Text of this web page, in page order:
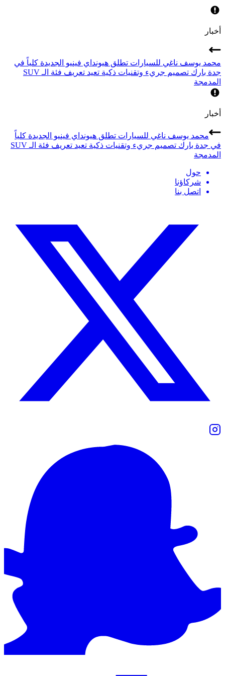
أخبار
محمد يوسف ناغي للسيارات تطلق هيونداي فينيو الجديدة كلياً في
جدة بارك تصميم جريء وتقنيات ذكية تعيد تعريف فئة الـ SUV
المدمجة
أخبار
محمد يوسف ناغي للسيارات تطلق هيونداي فينيو الجديدة كلياً
في جدة بارك تصميم جريء وتقنيات ذكية تعيد تعريف فئة الـ SUV
المدمجة
حول
شركاؤنا
اتصل بنا